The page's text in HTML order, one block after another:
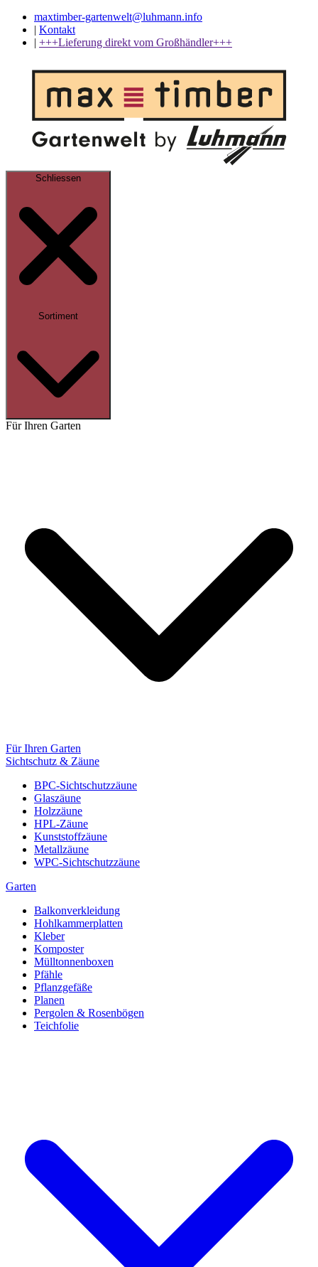
maxtimber-gartenwelt@luhmann.info
| Kontakt
| +++Lieferung direkt vom Großhändler+++
Schliessen
Sortiment
Für Ihren Garten
Für Ihren Garten
Sichtschutz & Zäune
BPC-Sichtschutzzäune
Glaszäune
Holzzäune
HPL-Zäune
Kunststoffzäune
Metallzäune
WPC-Sichtschutzzäune
Garten
Balkonverkleidung
Hohlkammerplatten
Kleber
Komposter
Mülltonnenboxen
Pfähle
Pflanzgefäße
Planen
Pergolen & Rosenbögen
Teichfolie